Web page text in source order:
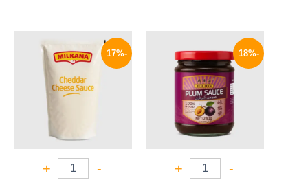
-18%
-
+
الأصلي
هو:
195 EGP.
الحالي
هو:
159 EGP.
-17%
-
+
هو:
الحالي
هو:
249 EGP.